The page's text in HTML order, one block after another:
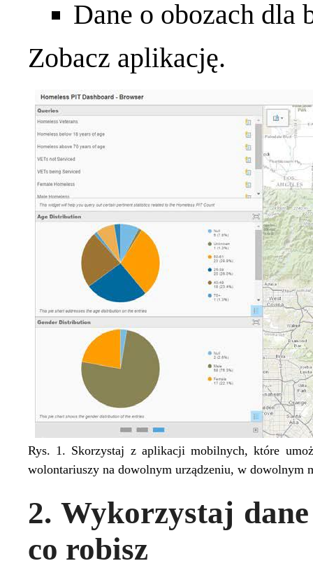
Dane o obozach dla
Zobacz aplikację.
Rys. 1. Skorzystaj z aplikacji mobilnych, które
wolontariuszy na dowolnym urządzeniu, w dowolnym
2. Wykorzystaj
co robisz